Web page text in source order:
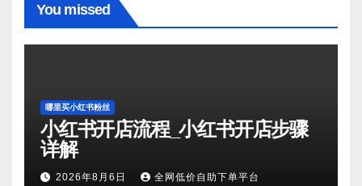
You missed
哪里买小红书粉丝
小红书开店流程_小红书开店步骤
详解
2026年8月6日 全网低价自助下单平台